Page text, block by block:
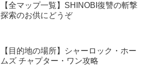
【全マップ一覧】SHINOBI復讐の斬撃
探索のお供にどうぞ
【目的地の場所】シャーロック・ホー
ムズ チャプター・ワン攻略